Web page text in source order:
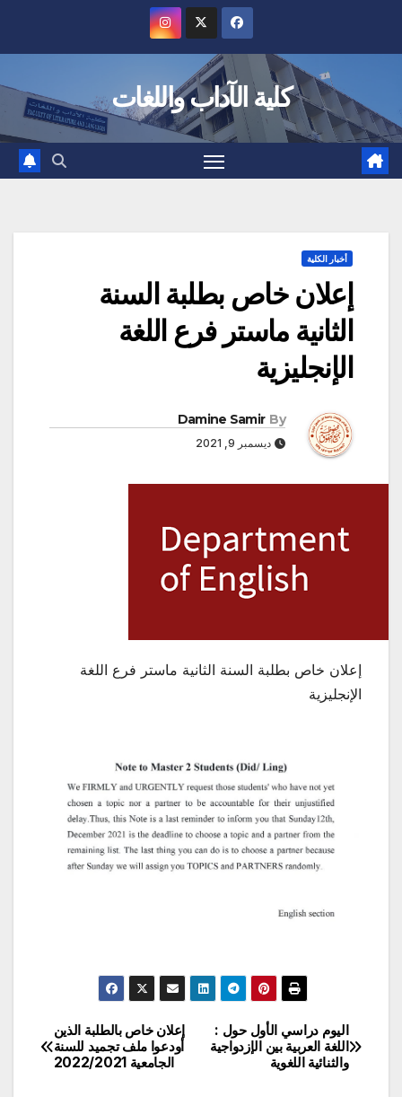
كلية الآداب واللغات
أخبار الكلية
إعلان خاص بطلبة السنة
الثانية ماستر فرع اللغة
الإنجليزية
By
Damine Samir
ديسمبر 9, 2021
إعلان خاص بطلبة السنة الثانية ماستر فرع اللغة
الإنجليزية
تصفّح
المقالات
إعلان خاص بالطلبة الذين
أودعوا ملف تجميد للسنة
الجامعية 2022/2021
اليوم دراسي الأول حول :
اللغة العربية بين الإزدواجية
والثنائية اللغوية